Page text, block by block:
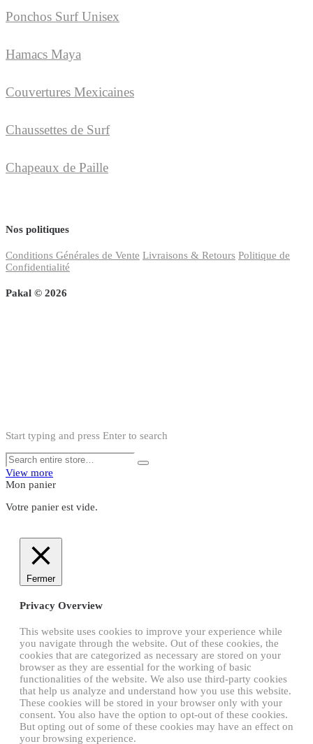
Ponchos Surf Unisex
Hamacs Maya
Couvertures Mexicaines
Chaussettes de Surf
Chapeaux de Paille
Nos politiques
Conditions Générales de Vente Livraisons & Retours Politique de
Confidentialité
Pakal © 2026
Start typing and press Enter to search
View more
Mon panier
Votre panier est vide.
Fermer
Privacy Overview
This website uses cookies to improve your experience while
you navigate through the website. Out of these cookies, the
cookies that are categorized as necessary are stored on your
browser as they are essential for the working of basic
functionalities of the website. We also use third-party cookies
that help us analyze and understand how you use this website.
These cookies will be stored in your browser only with your
consent. You also have the option to opt-out of these cookies.
But opting out of some of these cookies may have an effect on
your browsing experience.